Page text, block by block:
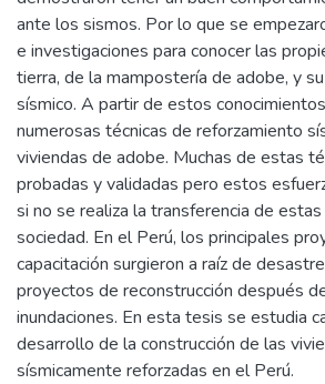
ante los sismos. Por lo que se
e investigaciones para conocer las
tierra, de la mampostería de adobe, y
sísmico. A partir de estos
numerosas técnicas de reforzamiento
viviendas de adobe. Muchas de estas
probadas y validadas pero estos
si no se realiza la transferencia de
sociedad. En el Perú, los principales
capacitación surgieron a raíz de
proyectos de reconstrucción después
inundaciones. En esta tesis se estudia
desarrollo de la construcción de las
sísmicamente reforzadas en el Perú.